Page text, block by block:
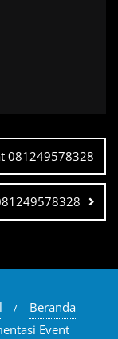
081249578328
Beranda
Event
Dashboard
& Marketing